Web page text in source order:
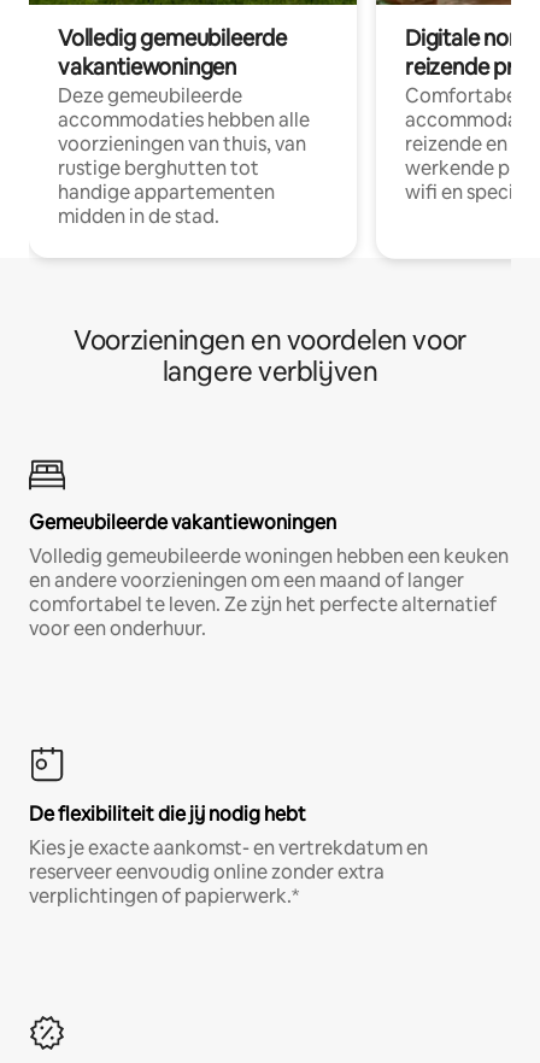
Volledig gemeubileerde
vakantiewoningen
Deze gemeubileerde
accommodaties hebben alle
voorzieningen van thuis, van
rustige berghutten tot
handige appartementen
midden in de stad.
Digitale
reizende
Comfortabele
reizende en
werkende
wifi en
Voorzieningen en voordelen voor
langere verblijven
Gemeubileerde vakantiewoningen
Volledig gemeubileerde woningen hebben een keuken
en andere voorzieningen om een maand of langer
comfortabel te leven. Ze zijn het perfecte alternatief
voor een onderhuur.
De flexibiliteit die jij nodig hebt
Kies je exacte aankomst- en vertrekdatum en
reserveer eenvoudig online zonder extra
verplichtingen of papierwerk.*